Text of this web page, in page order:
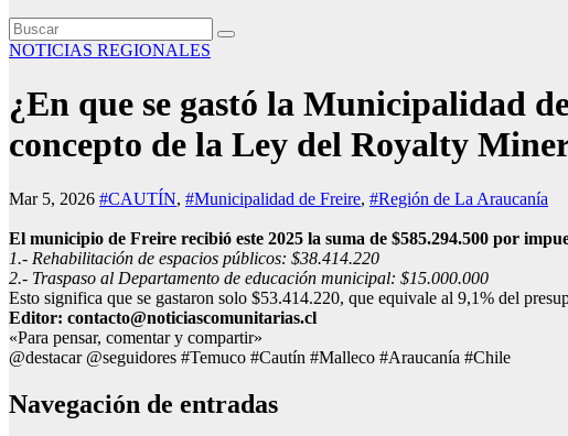
NOTICIAS REGIONALES
¿En que se gastó la Municipalidad
concepto de la Ley del Royalty
Mar 5, 2026 #CAUTÍN, #Municipalidad de Freire, #Región de La Araucanía
El municipio de Freire recibió este 2025 la suma de $585.294.500 por
1.- Rehabilitación de espacios públicos: $38.414.220
2.- Traspaso al Departamento de educación municipal: $15.000.000
Esto significa que se gastaron solo $53.414.220, que equivale al 9,1% del
Editor: contacto@noticiascomunitarias.cl
«Para pensar, comentar y compartir»
@destacar @seguidores #Temuco #Cautín #Malleco #Araucanía #Chile
Navegación de entradas